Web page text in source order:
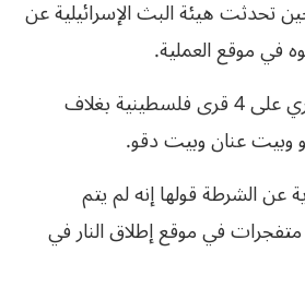
تحدثت هيئة البث الإسرائيلية عن
في موقع العملية.
وتمّ فرض طوق عسكري على 4 قرى فلسطينية بغلاف
وبيت عنان وبيت دقو.
12 العبرية عن الشرطة قولها إنه لم يتم
في موقع إطلاق النار في